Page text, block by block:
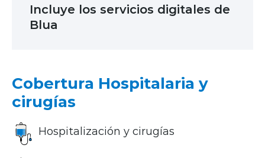
Incluye los servicios digitales de
Blua
Cobertura Hospitalaria y
cirugías
Hospitalización y cirugías